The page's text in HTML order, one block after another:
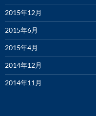
2015年12月
2015年6月
2015年4月
2014年12月
2014年11月